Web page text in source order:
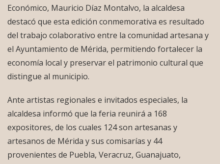
Económico, Mauricio Díaz Montalvo, la alcaldesa
destacó que esta edición conmemorativa es resultado
del trabajo colaborativo entre la comunidad artesana y
el Ayuntamiento de Mérida, permitiendo fortalecer la
economía local y preservar el patrimonio cultural que
distingue al municipio.
Ante artistas regionales e invitados especiales, la
alcaldesa informó que la feria reunirá a 168
expositores, de los cuales 124 son artesanas y
artesanos de Mérida y sus comisarías y 44
provenientes de Puebla, Veracruz, Guanajuato,